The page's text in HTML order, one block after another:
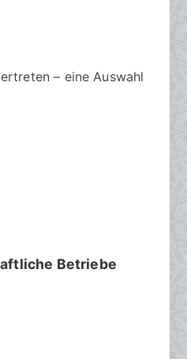
– eine Auswahl
Betriebe